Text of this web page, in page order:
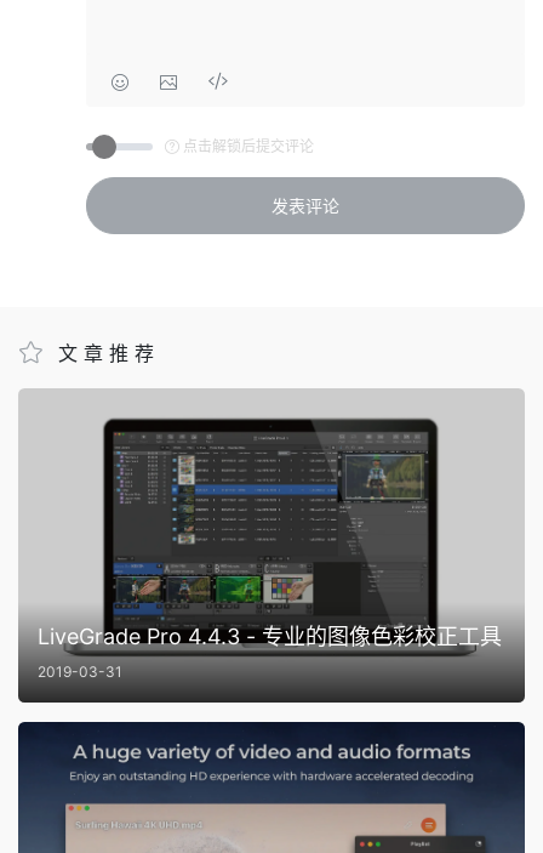
点击解锁后提交评论
文章推荐
LiveGrade Pro 4.4.3 - 专业的图像色彩校正工具
2019-03-31